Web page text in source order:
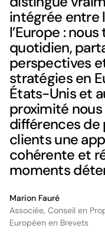
intégrée entre
l’Europe :
quotidien,
perspectives
stratégies en
États-Unis et
proximité
différences de
clients une
cohérente et
moments
Marion Fauré
Associée, Conseil en
Européen en Brevets